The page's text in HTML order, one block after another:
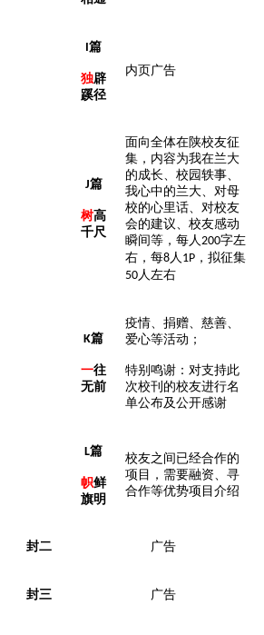
I篇
独辟
蹊径
内页广告
J篇
树高
千尺
面向全体在陕校友征
集，内容为我在兰大
的成长、校园轶事、
我心中的兰大、对母
校的心里话、对校友
会的建议、校友感动
瞬间等，每人200字左
右，每8人 1P ，拟征集
50人左右
K篇
一往
无前
疫情、捐赠、慈善、
爱心等活动；
特别鸣谢：对支持此
次校刊的校友进行名
单公布及公开感谢
L篇
帜鲜
旗明
校友之间已经合作的
项目，需要融资、寻
合作等优势项目介绍
封二 广告
封三 广告